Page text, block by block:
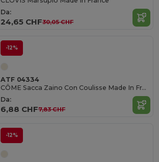
Da:
24,65 CHF30,05 CHF
-12%
ATF 04334
CÔME Sacca Zaino Con Coulisse Made In France
Da:
6,88 CHF7,83 CHF
-12%